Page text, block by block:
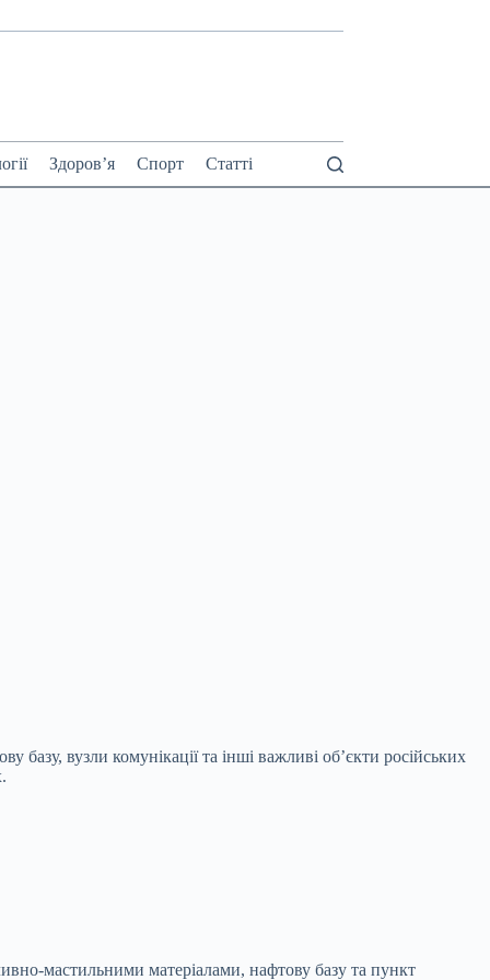
Здоров’я Спорт Статті
вузли комунікації та інші важливі об’єкти російських
мастильними матеріалами, нафтову базу та пункт